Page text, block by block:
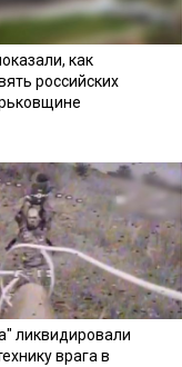
как
российских
ликвидировали
врага в